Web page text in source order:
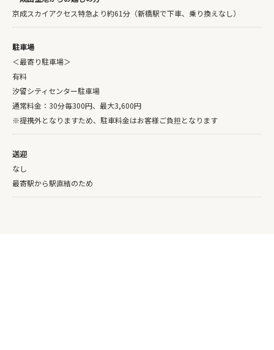
京成スカイアクセス特急より約61分（新橋駅で下車、乗り換えなし）
駐車場
＜最寄り駐車場＞
有料
汐留シティセンター駐車場
通常料金：30分毎300円、最大3,600円
※提携外となりますため、駐車料金はお客様ご負担となります
送迎
なし
最寄駅から駅直結のため